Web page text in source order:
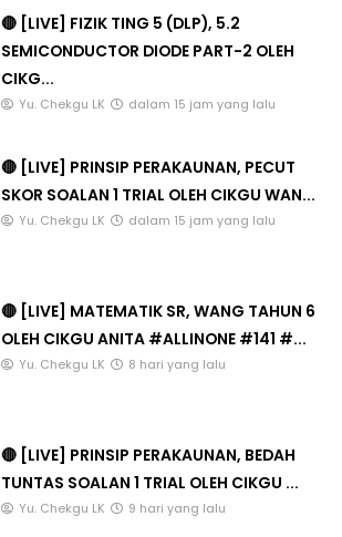
🔴 [LIVE] FIZIK TING 5 (DLP), 5.2
SEMICONDUCTOR DIODE PART-2 OLEH
CIKG...
Yu. Chekgu LK dalam 15 jam yang lalu
🔴 [LIVE] PRINSIP PERAKAUNAN, PECUT
SKOR SOALAN 1 TRIAL OLEH CIKGU WAN...
Yu. Chekgu LK dalam 15 jam yang lalu
🔴 [LIVE] MATEMATIK SR, WANG TAHUN 6
OLEH CIKGU ANITA #ALLINONE #141 #...
Yu. Chekgu LK 8 hari yang lalu
🔴 [LIVE] PRINSIP PERAKAUNAN, BEDAH
TUNTAS SOALAN 1 TRIAL OLEH CIKGU ...
Yu. Chekgu LK 9 hari yang lalu